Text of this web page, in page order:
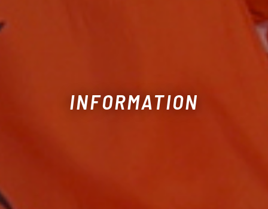
INFORMATION